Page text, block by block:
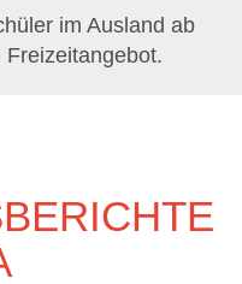
im Ausland ab